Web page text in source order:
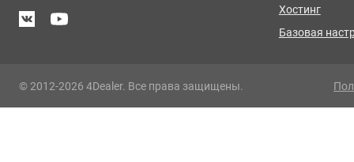
Хостинг
Базовая
© 2012-2026 4Dealer. Все права защищены.